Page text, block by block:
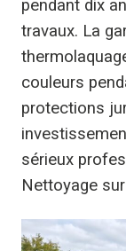
pendant dix
travaux. La
couleurs
protections
sérieux
Nettoyage